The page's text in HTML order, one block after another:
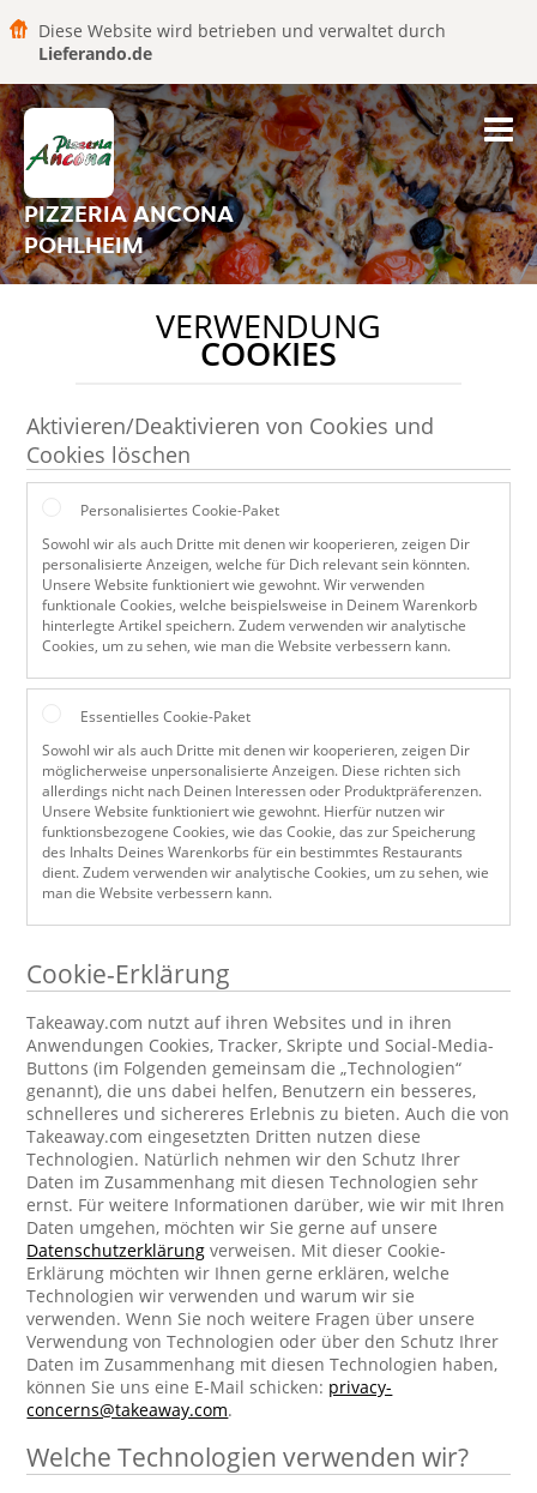
Diese Website wird betrieben und verwaltet durch
Lieferando.de
PIZZERIA ANCONA
POHLHEIM
VERWENDUNG
COOKIES
Aktivieren/Deaktivieren von Cookies und
Cookies löschen
Personalisiertes Cookie-Paket
Sowohl wir als auch Dritte mit denen wir kooperieren, zeigen Dir
personalisierte Anzeigen, welche für Dich relevant sein könnten.
Unsere Website funktioniert wie gewohnt. Wir verwenden
funktionale Cookies, welche beispielsweise in Deinem Warenkorb
hinterlegte Artikel speichern. Zudem verwenden wir analytische
Cookies, um zu sehen, wie man die Website verbessern kann.
Essentielles Cookie-Paket
Sowohl wir als auch Dritte mit denen wir kooperieren, zeigen Dir
möglicherweise unpersonalisierte Anzeigen. Diese richten sich
allerdings nicht nach Deinen Interessen oder Produktpräferenzen.
Unsere Website funktioniert wie gewohnt. Hierfür nutzen wir
funktionsbezogene Cookies, wie das Cookie, das zur Speicherung
des Inhalts Deines Warenkorbs für ein bestimmtes Restaurants
dient. Zudem verwenden wir analytische Cookies, um zu sehen, wie
man die Website verbessern kann.
Cookie-Erklärung
Takeaway.com nutzt auf ihren Websites und in ihren
Anwendungen Cookies, Tracker, Skripte und Social-Media-
Buttons (im Folgenden gemeinsam die „Technologien“
genannt), die uns dabei helfen, Benutzern ein besseres,
schnelleres und sichereres Erlebnis zu bieten. Auch die von
Takeaway.com eingesetzten Dritten nutzen diese
Technologien. Natürlich nehmen wir den Schutz Ihrer
Daten im Zusammenhang mit diesen Technologien sehr
ernst. Für weitere Informationen darüber, wie wir mit Ihren
Daten umgehen, möchten wir Sie gerne auf unsere
Datenschutzerklärung verweisen. Mit dieser Cookie-
Erklärung möchten wir Ihnen gerne erklären, welche
Technologien wir verwenden und warum wir sie
verwenden. Wenn Sie noch weitere Fragen über unsere
Verwendung von Technologien oder über den Schutz Ihrer
Daten im Zusammenhang mit diesen Technologien haben,
können Sie uns eine E-Mail schicken: privacy-
concerns@takeaway.com.
Welche Technologien verwenden wir?